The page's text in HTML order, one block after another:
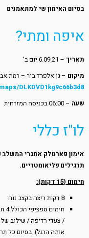
בסיום האימון שי למתאמנים
איפה ומתי?
תאריך – 6.09.21 יום ב'
מיקום – גן אלפרד ביר – רמת
DLKDVD1kg9c66b3d8
שעה – 06:00 בכניסה המזרחית
לו"ז כללי
אימון פארטלק אתגרי המשלב
תרגילים פליאומטריים.
חימום (15 דקות):
8 דקות ריצה בקצב נוח
/ צעדי רדיפה / שילוב של
אותה הרגל). בסיום כל תרגיל